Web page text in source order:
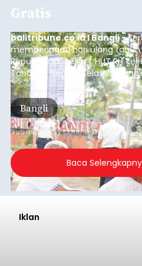
Sempat Cekcok
Pria Asal
Tak Bernyawa di
Purnama
balitribune.co.id I Gianyar -
Lingkungan Dalem, Pemogan,
Kota Denpasar, yang diketahui
Dedi Wiranata (35), ditemukan
pesisir Pantai Purnama,
Sebelum ditemukan
sempat memberitahukan lokasi
melalui pesan singkat
mengirimkan foto dua botol
istrinya.
Gianyar